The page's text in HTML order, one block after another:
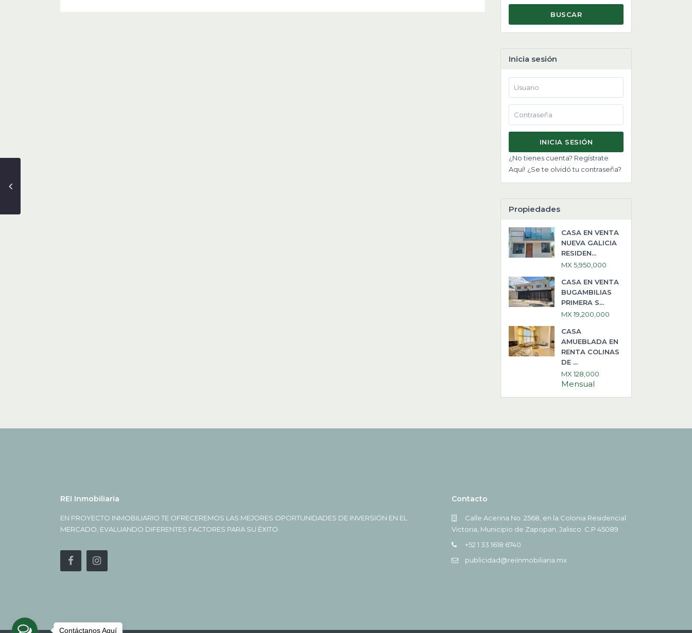
BUSCAR
Inicia sesión
INICIA SESIÓN
¿No tienes cuenta? Regístrate
Aquí! ¿Se te olvidó tu contraseña?
Propiedades
CASA EN VENTA
NUEVA GALICIA
RESIDEN...
MX 5,950,000
CASA EN VENTA
BUGAMBILIAS
PRIMERA S...
MX 19,200,000
CASA
AMUEBLADA EN
RENTA COLINAS
DE ...
MX 128,000
Mensual
REI Inmobiliaria
EN PROYECTO INMOBILIARIO TE OFRECEREMOS LAS MEJORES OPORTUNIDADES DE INVERSIÓN EN EL
MERCADO, EVALUANDO DIFERENTES FACTORES PARA SU ÉXITO.
Contacto
Calle Acerina No. 2568, en la Colonia Residencial
Victoria, Municipio de Zapopan, Jalisco. C.P 45089
+52 1 33 1618 6740
publicidad@reiinmobiliaria.mx
Contáctanos Aquí